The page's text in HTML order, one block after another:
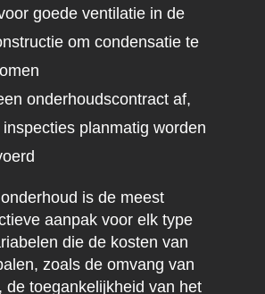
goede ventilatie in de
om condensatie te
onderhoudscontract af,
planmatig worden
is de meest
aanpak voor elk type
die de kosten van
zoals de omvang van
de toegankelijkheid van het